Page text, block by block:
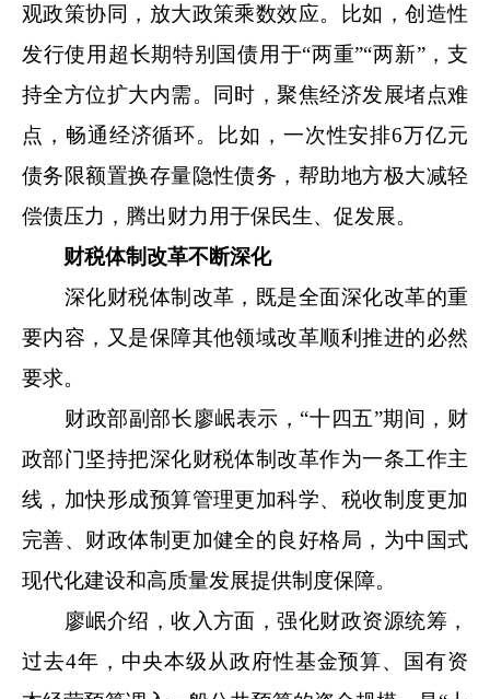
观政策协同，放大政策乘数效应。比如，创造性
发行使用超长期特别国债用于“两重”“两新”，支
持全方位扩大内需。同时，聚焦经济发展堵点难
点，畅通经济循环。比如，一次性安排6万亿元
债务限额置换存量隐性债务，帮助地方极大减轻
偿债压力，腾出财力用于保民生、促发展。
财税体制改革不断深化
深化财税体制改革，既是全面深化改革的重
要内容，又是保障其他领域改革顺利推进的必然
要求。
财政部副部长廖岷表示，“十四五”期间，财
政部门坚持把深化财税体制改革作为一条工作主
线，加快形成预算管理更加科学、税收制度更加
完善、财政体制更加健全的良好格局，为中国式
现代化建设和高质量发展提供制度保障。
廖岷介绍，收入方面，强化财政资源统筹，
过去4年，中央本级从政府性基金预算、国有资